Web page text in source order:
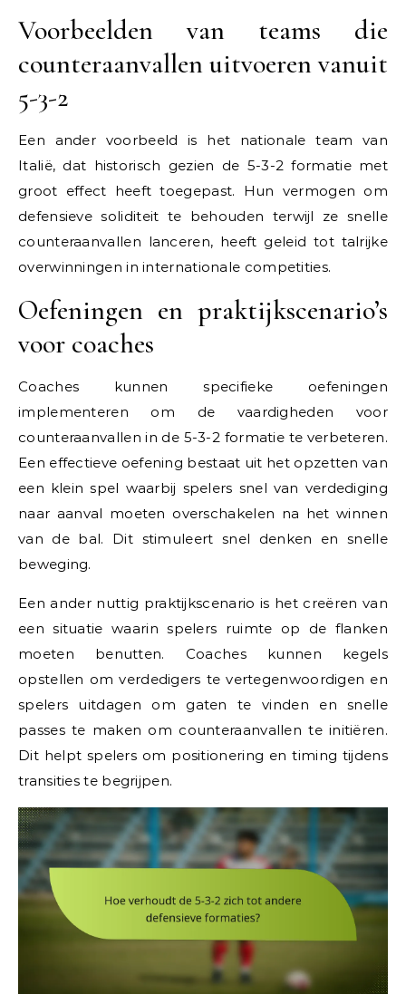
Voorbeelden van teams die
counteraanvallen uitvoeren vanuit
5-3-2
Een ander voorbeeld is het nationale team van
Italië, dat historisch gezien de 5-3-2 formatie met
groot effect heeft toegepast. Hun vermogen om
defensieve soliditeit te behouden terwijl ze snelle
counteraanvallen lanceren, heeft geleid tot talrijke
overwinningen in internationale competities.
Oefeningen en praktijkscenario’s
voor coaches
Coaches kunnen specifieke oefeningen
implementeren om de vaardigheden voor
counteraanvallen in de 5-3-2 formatie te verbeteren.
Een effectieve oefening bestaat uit het opzetten van
een klein spel waarbij spelers snel van verdediging
naar aanval moeten overschakelen na het winnen
van de bal. Dit stimuleert snel denken en snelle
beweging.
Een ander nuttig praktijkscenario is het creëren van
een situatie waarin spelers ruimte op de flanken
moeten benutten. Coaches kunnen kegels
opstellen om verdedigers te vertegenwoordigen en
spelers uitdagen om gaten te vinden en snelle
passes te maken om counteraanvallen te initiëren.
Dit helpt spelers om positionering en timing tijdens
transities te begrijpen.